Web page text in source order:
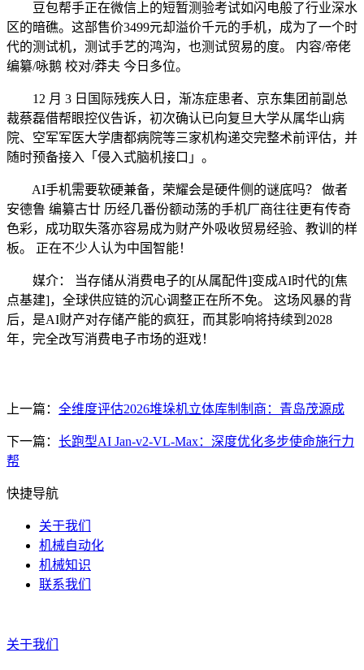
豆包帮手正在微信上的短暂测验考试如闪电般了行业深水
区的暗礁。这部售价3499元却溢价千元的手机，成为了一个时
代的测试机，测试手艺的鸿沟，也测试贸易的度。 内容/帝佬
编纂/咏鹅 校对/莽夫 今日多位。
12 月 3 日国际残疾人日，渐冻症患者、京东集团前副总
裁蔡磊借帮眼控仪告诉，初次确认已向复旦大学从属华山病
院、空军军医大学唐都病院等三家机构递交完整术前评估，并
随时预备接入「侵入式脑机接口」。
AI手机需要软硬兼备，荣耀会是硬件侧的谜底吗？ 做者
安德鲁 编纂古廿 历经几番份额动荡的手机厂商往往更有传奇
色彩，成功取失落亦容易成为财产外吸收贸易经验、教训的样
板。 正在不少人认为中国智能！
媒介： 当存储从消费电子的[从属配件]变成AI时代的[焦
点基建]，全球供应链的沉心调整正在所不免。 这场风暴的背
后，是AI财产对存储产能的疯狂，而其影响将持续到2028
年，完全改写消费电子市场的逛戏！
上一篇： 全维度评估2026堆垛机立体库制制商：青岛茂源成
下一篇： 长跑型AI Jan-v2-VL-Max：深度优化多步使命施行力
帮
快捷导航
关于我们
机械自动化
机械知识
联系我们
关于我们